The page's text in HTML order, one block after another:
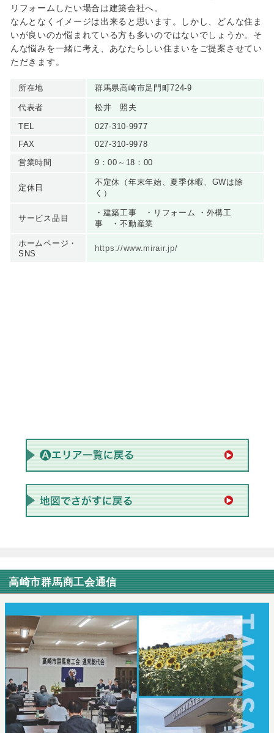
リフォームしたい場合は建築会社へ。
なんとなくイメージは出来ると思います。しかし、どんな住ま
いが良いのか悩まれている方も多いのではないでしょうか。そ
んな悩みを一緒に考え、あなたらしい住まいをご提案させてい
ただきます。
所在地 群馬県高崎市足門町724-9
代表者 松井 照夫
TEL
027-310-9977
FAX
027-310-9978
営業時間
9：00～18：00
定休日
不定休（年末年始、夏季休暇、GWは除
く）
サービス品目
・建築工事 ・リフォーム ・外構工
事 ・不動産業
ホームページ・
SNS
https://www.mirair.jp/
高崎市群馬商工会通信